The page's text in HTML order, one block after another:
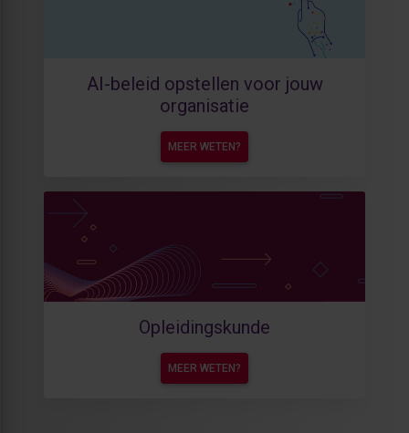
AI-beleid opstellen voor jouw
organisatie
MEER WETEN?
Opleidingskunde
MEER WETEN?